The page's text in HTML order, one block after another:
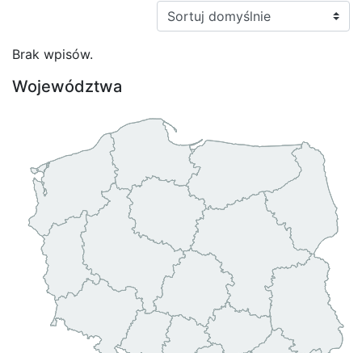
Sortuj:
Brak wpisów.
Województwa